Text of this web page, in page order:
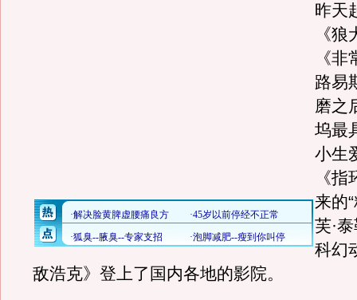
昨天
《
《
路易
磨之
坞最
小生
《
来的
芙·
科幻
敌浩克》登上了国内各地的影院。